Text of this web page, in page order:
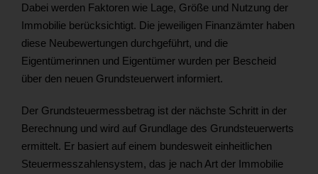
Dabei werden Faktoren wie Lage, Größe und Nutzung der
Immobilie berücksichtigt. Die jeweiligen Finanzämter haben
diese Neubewertungen durchgeführt, und die
Eigentümerinnen und Eigentümer wurden per Bescheid
über den neuen Grundsteuerwert informiert.
Der Grundsteuermessbetrag ist der nächste Schritt in der
Berechnung und wird auf Grundlage des Grundsteuerwerts
ermittelt. Er basiert auf einem bundesweit einheitlichen
Steuermesszahlensystem, das je nach Art der Immobilie